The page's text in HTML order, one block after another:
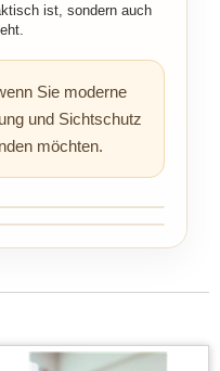
ist, sondern auch
Sie moderne
und Sichtschutz
möchten.